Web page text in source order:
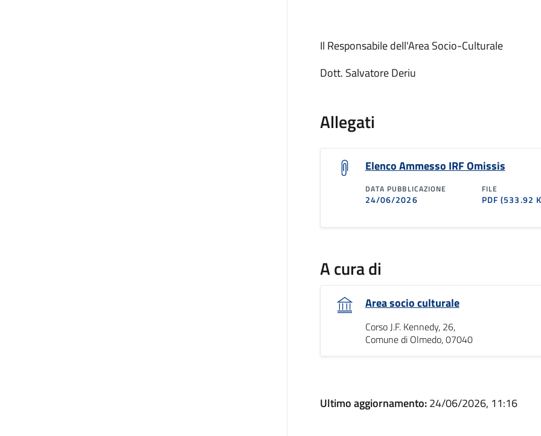
Il Responsabile dell'Area Socio-Culturale
Dott. Salvatore Deriu
Allegati
Elenco Ammesso IRF Omissis
DATA PUBBLICAZIONE
24/06/2026
FILE
PDF(533.92
A cura di
Area socio culturale
Corso J.F. Kennedy, 26,
Comune di Olmedo, 07040
Ultimo aggiornamento:24/06/2026, 11:16